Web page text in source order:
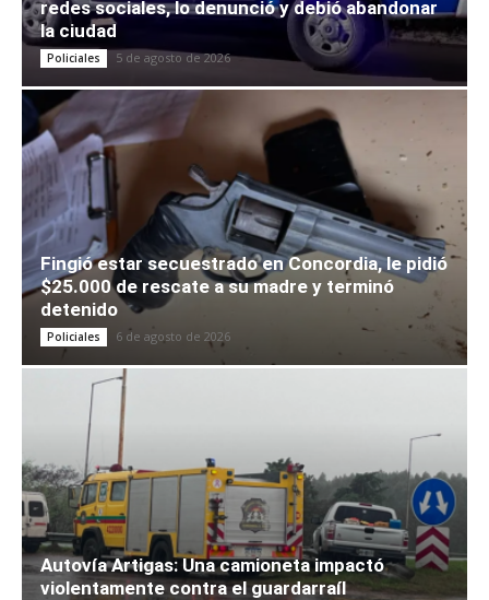
redes sociales, lo denunció y debió abandonar
la ciudad
Policiales 5 de agosto de 2026
Fingió estar secuestrado en Concordia, le pidió
$25.000 de rescate a su madre y terminó
detenido
Policiales 6 de agosto de 2026
Autovía Artigas: Una camioneta impactó
violentamente contra el guardarraíl